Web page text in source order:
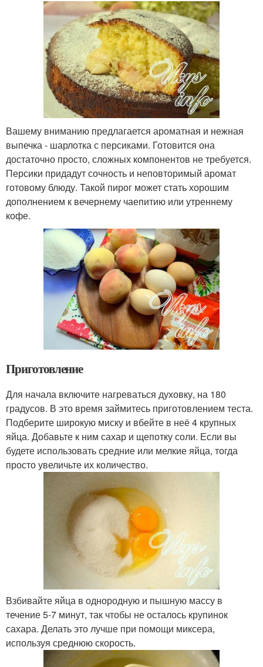
Вашему вниманию предлагается ароматная и нежная
выпечка - шарлотка с персиками. Готовится она
достаточно просто, сложных компонентов не требуется.
Персики придадут сочность и неповторимый аромат
готовому блюду. Такой пирог может стать хорошим
дополнением к вечернему чаепитию или утреннему
кофе.
Приготовление
Для начала включите нагреваться духовку, на 180
градусов. В это время займитесь приготовлением теста.
Подберите широкую миску и вбейте в неё 4 крупных
яйца. Добавьте к ним сахар и щепотку соли. Если вы
будете использовать средние или мелкие яйца, тогда
просто увеличьте их количество.
Взбивайте яйца в однородную и пышную массу в
течение 5-7 минут, так чтобы не осталось крупинок
сахара. Делать это лучше при помощи миксера,
используя среднюю скорость.